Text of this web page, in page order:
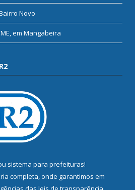
Novo
em Mangabeira
sistema para prefeituras!
completa, onde garantimos em